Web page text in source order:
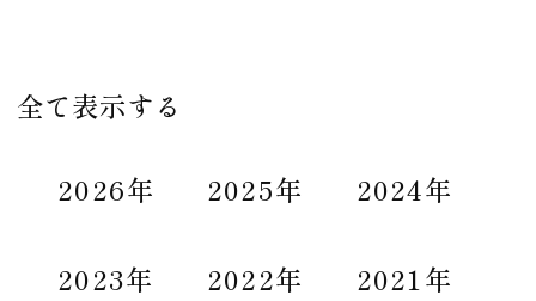
全て表示する
2026年 2025年 2024年
2023年 2022年 2021年